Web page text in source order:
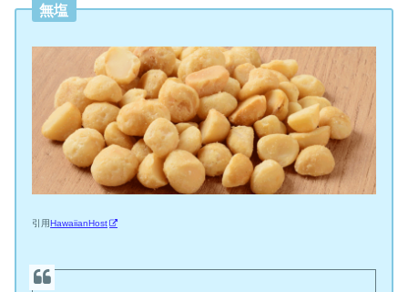
無塩
引用HawaiianHost